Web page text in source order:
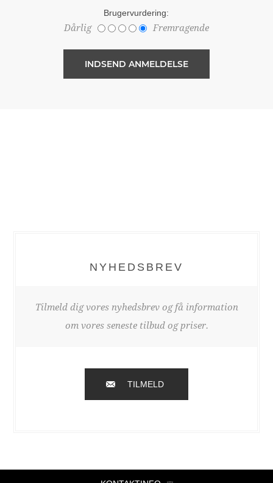
Brugervurdering:
Dårlig Fremragende
NYHEDSBREV
Tilmeld dig vores nyhedsbrev og få information
om vores seneste tilbud og priser.
TILMELD